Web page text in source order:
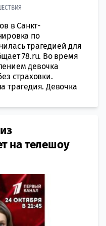
в Санкт-
по
трагедией для
78.ru. Во время
девочка
страховки.
трагедия. Девочка
на телешоу